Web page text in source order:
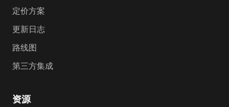
定价方案
更新日志
路线图
第三方集成
资源